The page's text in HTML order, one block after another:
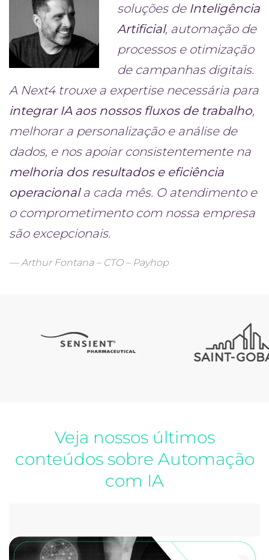
soluções de Inteligência
Artificial, automação de
processos e otimização
de campanhas digitais.
A Next4 trouxe a expertise necessária para
integrar IA aos nossos fluxos de trabalho,
melhorar a personalização e análise de
dados, e nos apoiar consistentemente na
melhoria dos resultados e eficiência
operacionala cada mês. O atendimento e
o comprometimento com nossa empresa
são excepcionais.
Arthur Fontana – CTO – Payhop
Veja nossos últimos
conteúdos sobre Automação
com IA